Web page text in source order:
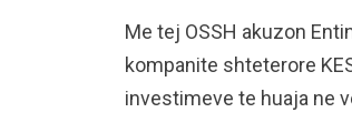
Me tej OSSH akuzon
kompanite shteterore
investimeve te huaja ne